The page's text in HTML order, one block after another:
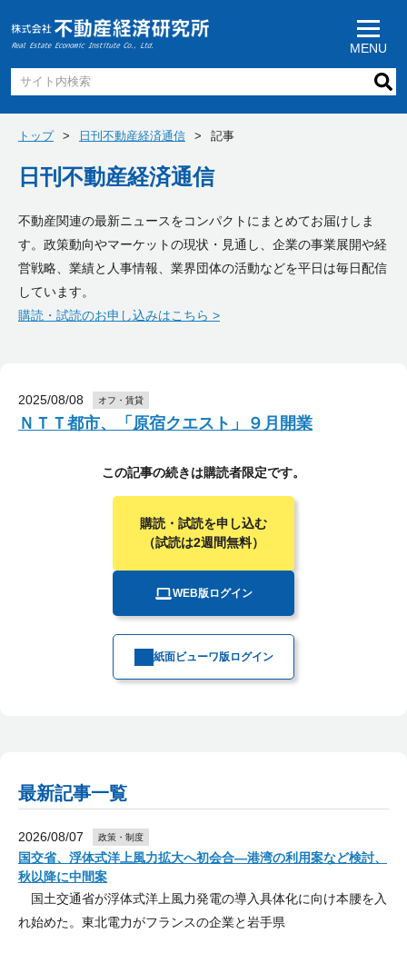
MENU
トップ 日刊不動産経済通信 記事
日刊不動産経済通信
不動産関連の最新ニュースをコンパクトにまとめてお届けしま
す。政策動向やマーケットの現状・見通し、企業の事業展開や経
営戦略、業績と人事情報、業界団体の活動などを平日は毎日配信
しています。
購読・試読のお申し込みはこちら >
2025/08/08 オフ・賃貸
ＮＴＴ都市、「原宿クエスト」９月開業
この記事の続きは購読者限定です。
購読・試読を申し込む
（試読は2週間無料）
WEB版ログイン
紙面ビューワ版ログイン
最新記事一覧
2026/08/07 政策・制度
国交省、浮体式洋上風力拡大へ初会合―港湾の利用案など検討、
秋以降に中間案
国土交通省が浮体式洋上風力発電の導入具体化に向け本腰を入
れ始めた。東北電力がフランスの企業と岩手県